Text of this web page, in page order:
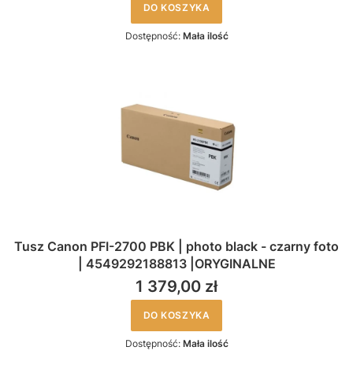
DO KOSZYKA
Dostępność: Mała ilość
Tusz Canon PFI-2700 PBK | photo black - czarny foto
| 4549292188813 |ORYGINALNE
1 379,00 zł
DO KOSZYKA
Dostępność: Mała ilość